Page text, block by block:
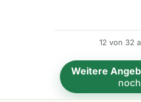
a
t
i
12 von 32
Weitere